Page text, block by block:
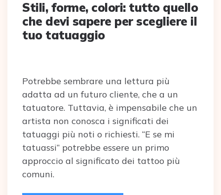
Stili, forme, colori: tutto quello
che devi sapere per scegliere il
tuo tatuaggio
Potrebbe sembrare una lettura più
adatta ad un futuro cliente, che a un
tatuatore. Tuttavia, è impensabile che un
artista non conosca i significati dei
tatuaggi più noti o richiesti. “E se mi
tatuassi” potrebbe essere un primo
approccio al significato dei tattoo più
comuni.